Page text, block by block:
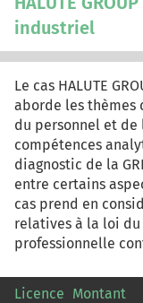
industriel
Le cas HALUTE
aborde les thèmes
du personnel et
compétences
diagnostic de la
entre certains
cas prend en
relatives à la loi du
professionnelle
Licence Montant